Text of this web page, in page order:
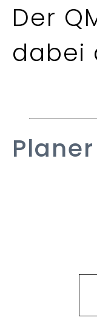
Der
dabei